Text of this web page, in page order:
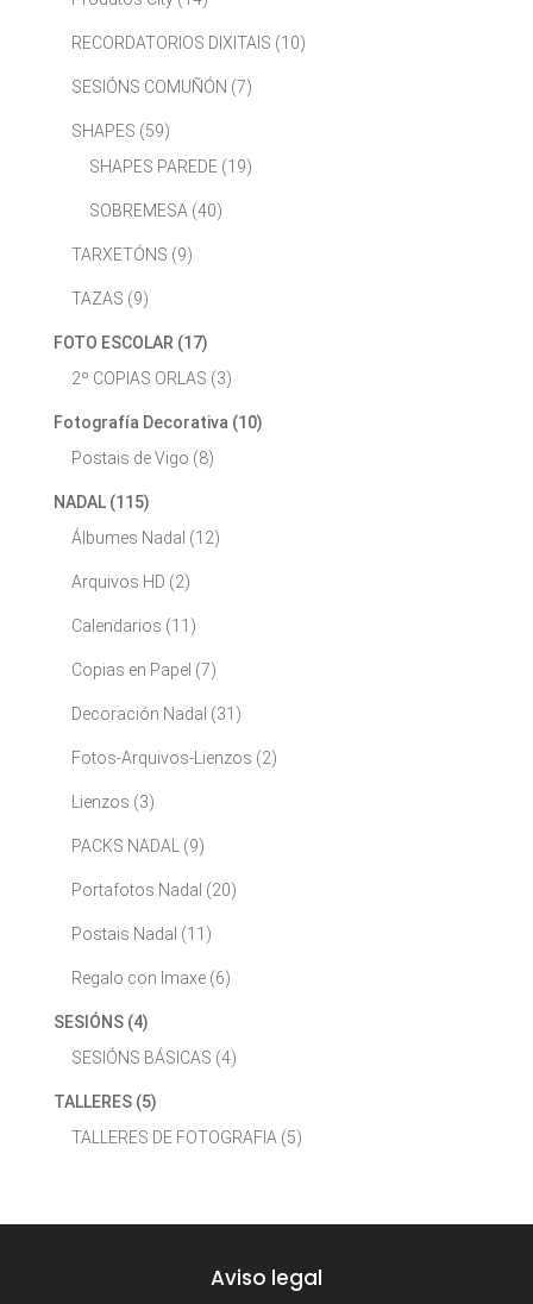
RECORDATORIOS DIXITAIS (10)
SESIÓNS COMUÑÓN (7)
SHAPES (59)
SHAPES PAREDE (19)
SOBREMESA (40)
TARXETÓNS (9)
TAZAS (9)
FOTO ESCOLAR (17)
2º COPIAS ORLAS (3)
Fotografía Decorativa (10)
Postais de Vigo (8)
NADAL (115)
Álbumes Nadal (12)
Arquivos HD (2)
Calendarios (11)
Copias en Papel (7)
Decoración Nadal (31)
Fotos-Arquivos-Lienzos (2)
Lienzos (3)
PACKS NADAL (9)
Portafotos Nadal (20)
Postais Nadal (11)
Regalo con Imaxe (6)
SESIÓNS (4)
SESIÓNS BÁSICAS (4)
TALLERES (5)
TALLERES DE FOTOGRAFIA (5)
Aviso legal